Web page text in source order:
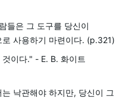
들은 그 도구를 당신이
사용하기 마련이다. (p.321)
이다." - E. B. 화이트
낙관해야 하지만, 당신이 그